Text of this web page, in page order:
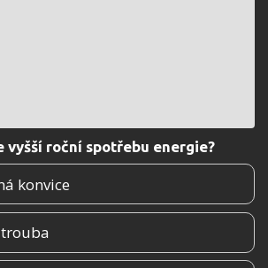
vyšší roční spotřebu energie?
konvice